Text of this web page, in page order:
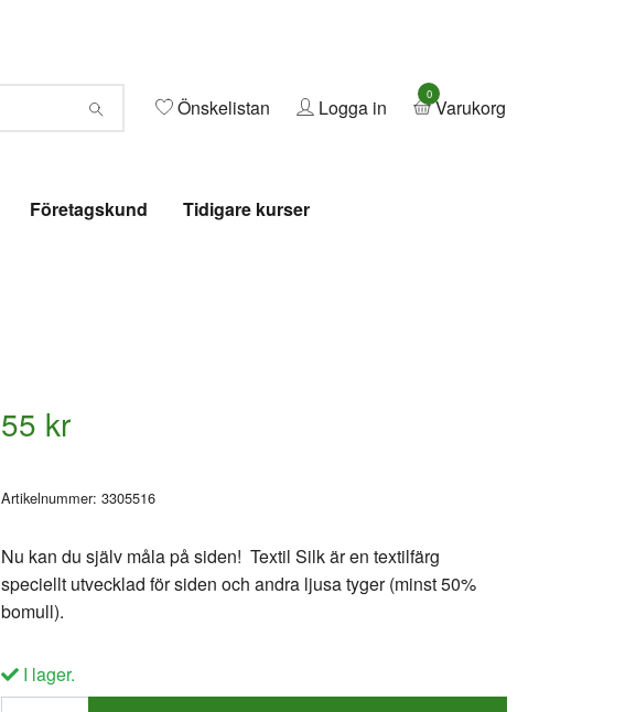
Önskelistan Logga in
0
Varukorg
Företagskund Tidigare kurser
55 kr
Artikelnummer: 3305516
Nu kan du själv måla på siden! Textil Silk är en textilfärg
speciellt utvecklad för siden och andra ljusa tyger (minst 50%
bomull).
I lager.